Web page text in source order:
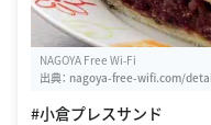
NAGOYA Free Wi-Fi
出典： nagoya-free-wifi.com/
#小倉プレスサンド